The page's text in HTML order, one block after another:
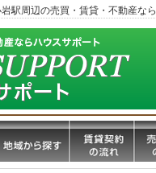
駅周辺の売買・賃貸・不動産な